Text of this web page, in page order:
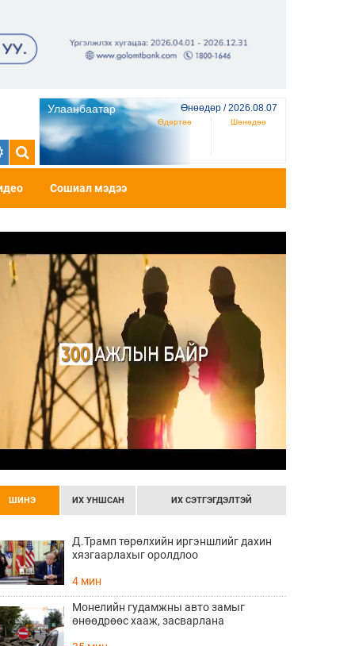
Улаанбаатар Өнөөдөр / 2026.08.07
Өдөртөө Шөнөдөө
Сошиал мэдээ
ШИНЭ ИХ УНШСАН ИХ СЭТГЭГДЭЛТЭЙ
Д.Трамп төрөлхийн иргэншлийг дахин
хязгаарлахыг оролдлоо
4 мин
Монелийн гудамжны авто замыг
өнөөдрөөс хааж, засварлана